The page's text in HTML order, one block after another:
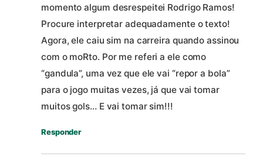
momento algum desrespeitei Rodrigo Ramos!
Procure interpretar adequadamente o texto!
Agora, ele caiu sim na carreira quando assinou
com o moRto. Por me referi a ele como
“gandula”, uma vez que ele vai “repor a bola”
para o jogo muitas vezes, já que vai tomar
muitos gols… E vai tomar sim!!!
Responder